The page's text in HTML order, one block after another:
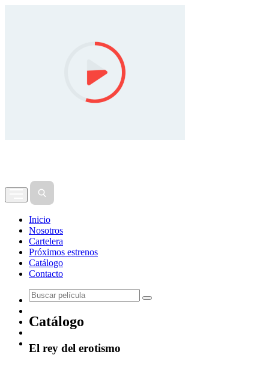
Inicio
Nosotros
Cartelera
Próximos estrenos
Catálogo
Contacto
Catálogo
El rey del erotismo